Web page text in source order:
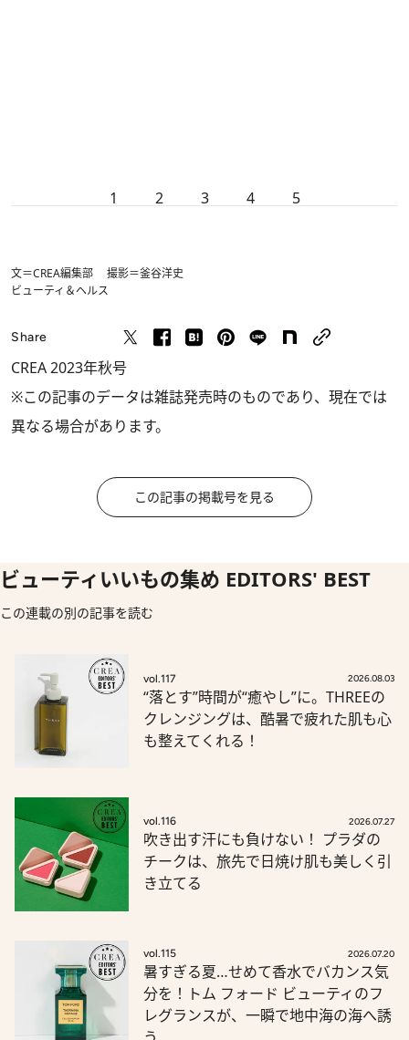
1 2 3 4 5
文＝CREA編集部 撮影＝釜谷洋史
ビューティ＆ヘルス
Share
CREA 2023年秋号
※この記事のデータは雑誌発売時のものであり、現在では
異なる場合があります。
この記事の掲載号を見る
ビューティいいもの集め EDITORS' BEST
この連載の別の記事を読む
vol.117 2026.08.03
“落とす”時間が“癒やし”に。THREEの
クレンジングは、酷暑で疲れた肌も心
も整えてくれる！
vol.116 2026.07.27
吹き出す汗にも負けない！ プラダの
チークは、旅先で日焼け肌も美しく引
き立てる
vol.115 2026.07.20
暑すぎる夏…せめて香水でバカンス気
分を！トム フォード ビューティのフ
レグランスが、一瞬で地中海の海へ誘